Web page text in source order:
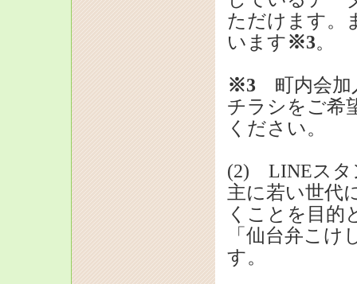
ただけます。
います※3。
※3 町内会加
チラシをご希
ください。
(2) LINEスタ
主に若い世代
くことを目的
「仙台弁こ
す。